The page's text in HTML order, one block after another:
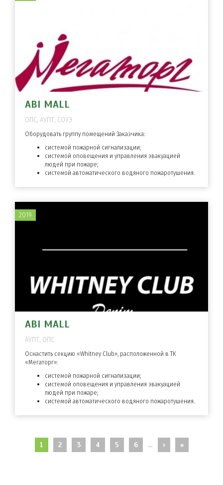
ABI MALL
ОПС, АУПТ, СОУЭ
Оборудовать группу помещений Заказчика:
системой пожарной сигнализации;
системой оповещения и управления эвакуацией
людей при пожаре;
системой автоматического водяного пожаротушения.
ABI MALL
АУПТ, ОПС
Оснастить секцию «Whitney Club», расположенной в ТК
«Мегаторг»:
системой пожарной сигнализации;
системой оповещения и управления эвакуацией
людей при пожаре;
системой автоматического водяного пожаротушения.
2019
СТРАНИЦЫ
1 2 3 4 5 6 … › »